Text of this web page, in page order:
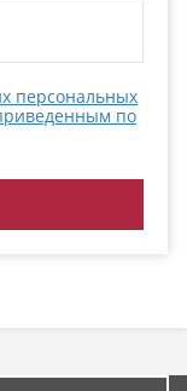
персональных
по